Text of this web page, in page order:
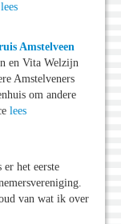
lees
Amstelveen
en Vita Welzijn
Amstelveners
om andere
lees
het eerste
van wat ik over